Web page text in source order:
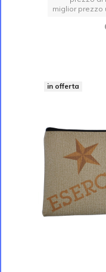
miglior prezzo
in offerta